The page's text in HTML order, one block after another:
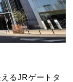
るJRゲートタ